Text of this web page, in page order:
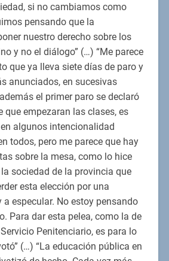
si no cambiamos como
pensando que la
nuestro derecho sobre los
y no el diálogo” (…) “Me parece
que ya lleva siete días de paro y
anunciados, en sucesivas
el primer paro se declaró
que empezaran las clases, es
algunos intencionalidad
todos, pero me parece que hay
sobre la mesa, como lo hice
sociedad de la provincia que
esta elección por una
especular. No estoy pensando
Para dar esta pelea, como la de
Penitenciario, es para lo
(…) “La educación pública en